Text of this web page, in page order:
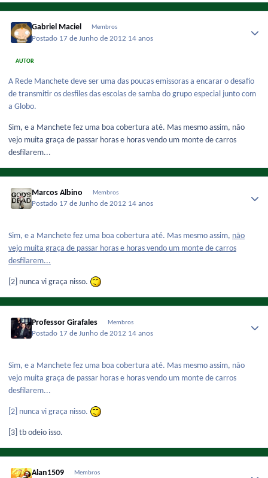
Gabriel Maciel Membros
Postado 17 de Junho de 2012 14 anos
AUTOR
A Rede Manchete deve ser uma das poucas emissoras a encarar o desafio
de transmitir os desfiles das escolas de samba do grupo especial junto com
a Globo.
Sim, e a Manchete fez uma boa cobertura até. Mas mesmo assim, não
vejo muita graça de passar horas e horas vendo um monte de carros
desfilarem...
Marcos Albino Membros
Postado 17 de Junho de 2012 14 anos
Sim, e a Manchete fez uma boa cobertura até. Mas mesmo assim, não
vejo muita graça de passar horas e horas vendo um monte de carros
desfilarem...
[2] nunca vi graça nisso.
Professor Girafales Membros
Postado 17 de Junho de 2012 14 anos
Sim, e a Manchete fez uma boa cobertura até. Mas mesmo assim, não
vejo muita graça de passar horas e horas vendo um monte de carros
desfilarem...
[2] nunca vi graça nisso.
[3] tb odeio isso.
Alan1509 Membros